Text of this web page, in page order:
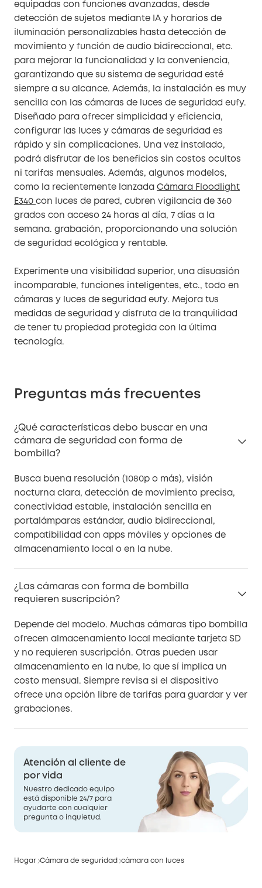
equipadas con funciones avanzadas, desde
detección de sujetos mediante IA y horarios de
iluminación personalizables hasta detección de
movimiento y función de audio bidireccional, etc.
para mejorar la funcionalidad y la conveniencia,
garantizando que su sistema de seguridad esté
siempre a su alcance. Además, la instalación es muy
sencilla con las cámaras de luces de seguridad eufy.
Diseñado para ofrecer simplicidad y eficiencia,
configurar las luces y cámaras de seguridad es
rápido y sin complicaciones. Una vez instalado,
podrá disfrutar de los beneficios sin costos ocultos
ni tarifas mensuales. Además, algunos modelos,
como la recientemente lanzada Cámara Floodlight
E340 con luces de pared, cubren vigilancia de 360
grados con acceso 24 horas al día, 7 días a la
semana. grabación, proporcionando una solución
de seguridad ecológica y rentable.
Experimente una visibilidad superior, una disuasión
incomparable, funciones inteligentes, etc., todo en
cámaras y luces de seguridad eufy. Mejora tus
medidas de seguridad y disfruta de la tranquilidad
de tener tu propiedad protegida con la última
tecnología.
Preguntas más frecuentes
¿Qué características debo buscar en una
cámara de seguridad con forma de
bombilla?
Busca buena resolución (1080p o más), visión
nocturna clara, detección de movimiento precisa,
conectividad estable, instalación sencilla en
portalámparas estándar, audio bidireccional,
compatibilidad con apps móviles y opciones de
almacenamiento local o en la nube.
¿Las cámaras con forma de bombilla
requieren suscripción?
Depende del modelo. Muchas cámaras tipo bombilla
ofrecen almacenamiento local mediante tarjeta SD
y no requieren suscripción. Otras pueden usar
almacenamiento en la nube, lo que sí implica un
costo mensual. Siempre revisa si el dispositivo
ofrece una opción libre de tarifas para guardar y ver
grabaciones.
Atención al cliente de
por vida
Nuestro dedicado equipo
está disponible 24/7 para
ayudarte con cualquier
pregunta o inquietud.
Hogar Cámara de seguridad cámara con luces